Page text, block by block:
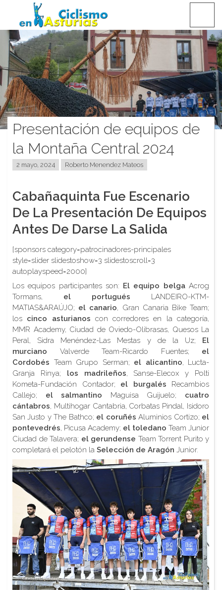
CICLISMO EN ASTURIAS
Presentación de equipos de
la Montaña Central 2024
2 mayo, 2024 Roberto Menendez Mateos
Cabañaquinta Fue Escenario
De La Presentación De Equipos
Antes De Darse La Salida
[sponsors category=patrocinadores-principales
style=slider slidestoshow=3 slidestoscroll=3
autoplayspeed=2000]
Los equipos participantes son: El equipo belgaAcrog
Tormans, el portugués LANDEIRO-KTM-
MATIAS&ARAÚJO; el canario, Gran Canaria Bike Team;
los cinco asturianos con corredores en la categoría,
MMR Academy, Ciudad de Oviedo-Olibrasas, Quesos La
Peral, Sidra Menéndez-Las Mestas y de la Uz; El
murciano Valverde Team-Ricardo Fuentes; el
Cordobés Team Grupo Serman; el alicantino, Lucta-
Granja Rinya; los madrileños, Sanse-Elecox y Polti
Kometa-Fundación Contador; el burgalés Recambios
Callejo; el salmantino Maguisa Guijuelo; cuatro
cántabros, Multihogar Cantabria, Corbatas Pindal, Isidoro
San Justo y The Bathco; el coruñés Aluminios Cortizo; el
pontevedrés, Picusa Academy; el toledano Team Junior
Ciudad de Talavera; el gerundense Team Torrent Purito y
completará el pelotón la Selección de Aragón Junior.